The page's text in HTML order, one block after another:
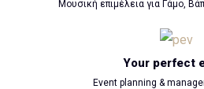
Μουσική επιμέλεια για Γάμο,
Your perfect
Event planning &